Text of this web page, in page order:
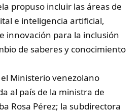
propuso incluir las áreas de
e inteligencia artificial,
innovación para la inclusión
de saberes y conocimiento
Ministerio venezolano
al país de la ministra de
Rosa Pérez; la subdirectora